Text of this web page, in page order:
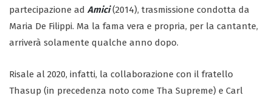
partecipazione ad Amici(2014), trasmissione condotta da
Maria De Filippi. Ma la fama vera e propria, per la cantante,
arriverà solamente qualche anno dopo.
Risale al 2020, infatti, la collaborazione con il fratello
Thasup (in precedenza noto come Tha Supreme) e Carl